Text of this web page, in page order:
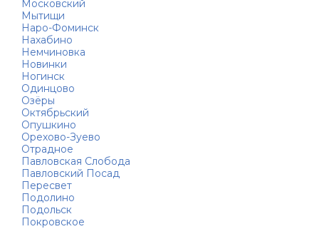
Московский
Мытищи
Наро-Фоминск
Нахабино
Немчиновка
Новинки
Ногинск
Одинцово
Озёры
Октябрьский
Опушкино
Орехово-Зуево
Отрадное
Павловская Слобода
Павловский Посад
Пересвет
Подолино
Подольск
Покровское